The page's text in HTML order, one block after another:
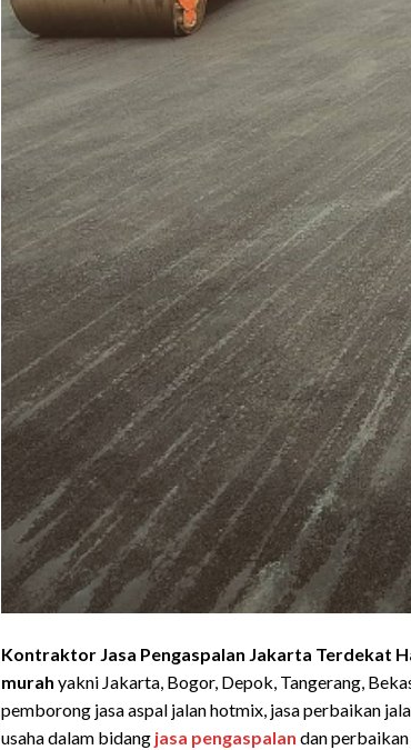
Kontraktor Jasa Pengaspalan Jakarta Terdekat
murah yakni Jakarta, Bogor, Depok, Tangerang,
pemborong jasa aspal jalan hotmix, jasa perbaikan
usaha dalam bidang jasa pengaspalan dan